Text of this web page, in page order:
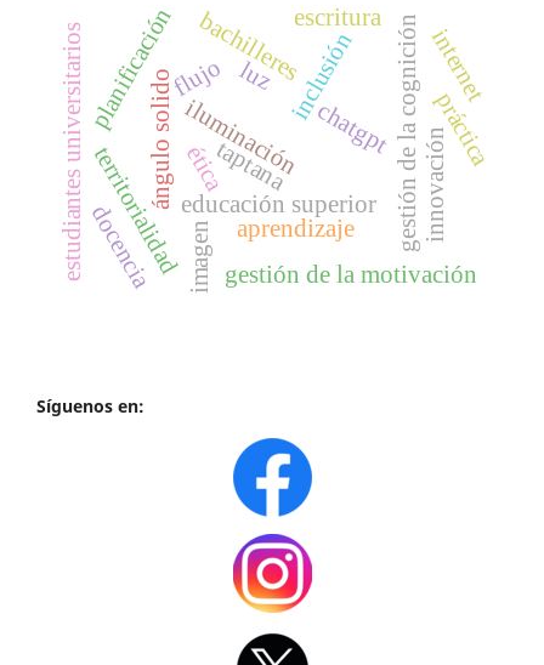
luz
iluminación
flujo
ángulo solido
bachilleres
educación superior
inclusión
territorialidad taptana gestión de la cognición
estudiantes universitarios planificación
gestión de la motivación
imagen aprendizaje
ética
chatgpt
escritura
docencia
innovación
práctica
internet
Síguenos en: